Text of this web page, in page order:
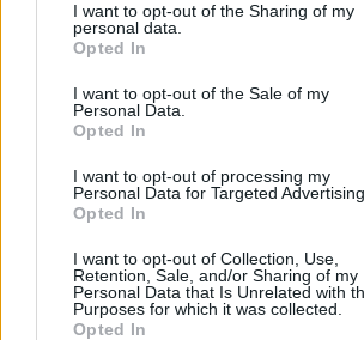
I want to opt-out of the Sharing of my
personal data.
Opted In
I want to opt-out of the Sale of my
Personal Data.
Opted In
I want to opt-out of processing my
Personal Data for Targeted Advertising.
Opted In
I want to opt-out of Collection, Use,
Retention, Sale, and/or Sharing of my
Personal Data that Is Unrelated with
Purposes for which it was collected.
Opted In
Brūsa Vilisa sieva atklāj,
vainīga sava slimā vīra
priekšā
ATTIECĪBAS